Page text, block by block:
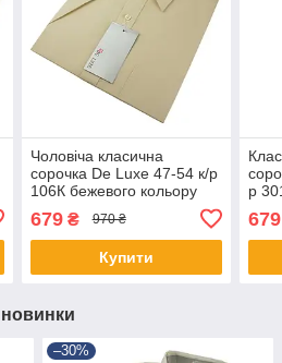
Чоловіча класична
сорочка De Luxe 47-54 к/р
106К бежевого кольору
679₴ 970 ₴
Купити
р
679
новинки
–30%